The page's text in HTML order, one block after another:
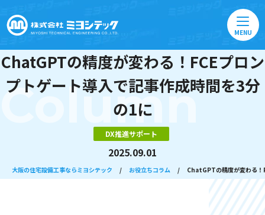
MENU
ChatGPTの精度が変わる！FCEプロン
プトゲート導入で記事作成時間を3分
の1に
DX推進サポート
2025.09.01
Column
大阪の住宅設備工事ならミヨシテック / お役立ちコラム / ChatGPTの精度が変わる！